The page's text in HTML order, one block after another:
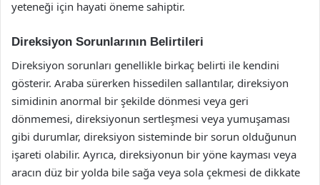
yeteneği için hayati öneme sahiptir.
Direksiyon Sorunlarının Belirtileri
Direksiyon sorunları genellikle birkaç belirti ile kendini
gösterir. Araba sürerken hissedilen sallantılar, direksiyon
simidinin anormal bir şekilde dönmesi veya geri
dönmemesi, direksiyonun sertleşmesi veya yumuşaması
gibi durumlar, direksiyon sisteminde bir sorun olduğunun
işareti olabilir. Ayrıca, direksiyonun bir yöne kayması veya
aracın düz bir yolda bile sağa veya sola çekmesi de dikkate